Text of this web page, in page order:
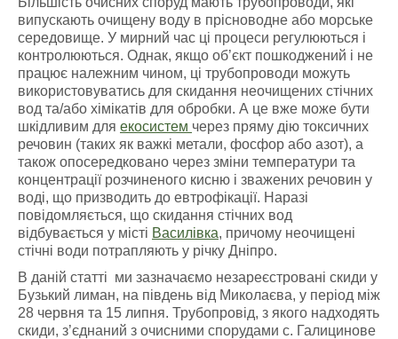
випускають очищену воду в прісноводне або морське
середовище. У мирний час ці процеси регулюються і
контролюються. Однак, якщо об’єкт пошкоджений і не
працює належним чином, ці трубопроводи можуть
використовуватись для скидання неочищених стічних
вод та/або хімікатів для обробки. А це вже може бути
шкідливим для екосистем через пряму дію токсичних
речовин (таких як важкі метали, фосфор або азот), а
також опосередковано через зміни температури та
концентрації розчиненого кисню і зважених речовин у
воді, що призводить до евтрофікації. Наразі
повідомляється, що скидання стічних вод
відбувається у місті Василівка, причому неочищені
стічні води потрапляють у річку Дніпро.
В даній статті ми зазначаємо незареєстровані скиди у
Бузький лиман, на південь від Миколаєва, у період між
28 червня та 15 липня. Трубопровід, з якого надходять
скиди, з’єднаний з очисними спорудами с. Галицинове